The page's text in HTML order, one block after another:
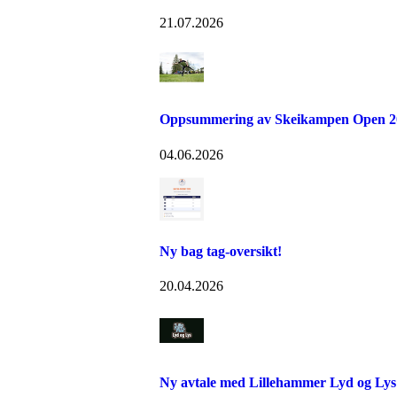
21.07.2026
Oppsummering av Skeikampen Open
04.06.2026
Ny bag tag-oversikt!
20.04.2026
Ny avtale med Lillehammer Lyd og Lys